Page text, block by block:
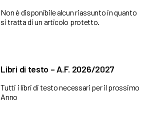
Non è disponibile alcun riassunto in quanto
si tratta di un articolo protetto.
Libri di testo – A.F. 2026/2027
Tutti i libri di testo necessari per il prossimo
Anno